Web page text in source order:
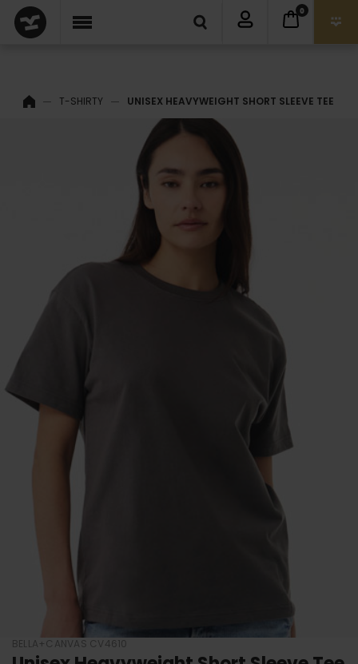
0
T-SHIRTY UNISEX HEAVYWEIGHT SHORT SLEEVE TEE
BELLA+CANVAS CV4610